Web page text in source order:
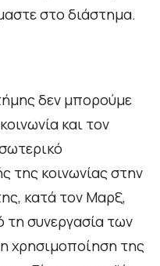
στο διάστημα.
δεν μπορούμε
και τον
της κοινωνίας στην
κατά τον Μαρξ,
τη συνεργασία των
χρησιμοποίηση της